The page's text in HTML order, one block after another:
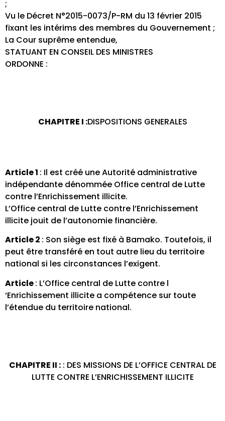
;
Vu le Décret N°2015-0073/P-RM du 13 février 2015
fixant les intérims des membres du Gouvernement ;
La Cour suprême entendue,
STATUANT EN CONSEIL DES MINISTRES
ORDONNE :
CHAPITRE I :DISPOSITIONS GENERALES
Article 1 : Il est créé une Autorité administrative
indépendante dénommée Office central de Lutte
contre l’Enrichissement illicite.
L’Office central de Lutte contre l’Enrichissement
illicite jouit de l’autonomie financière.
Article 2 : Son siège est fixé à Bamako. Toutefois, il
peut être transféré en tout autre lieu du territoire
national si les circonstances l’exigent.
Article: L’Office central de Lutte contre l
‘Enrichissement illicite a compétence sur toute
l’étendue du territoire national.
CHAPITRE II :: DES MISSIONS DE L’OFFICE CENTRAL DE
LUTTE CONTRE L’ENRICHISSEMENT ILLICITE